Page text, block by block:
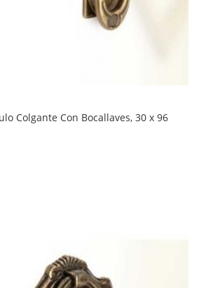
Colgante Con Bocallaves, 30 x 96